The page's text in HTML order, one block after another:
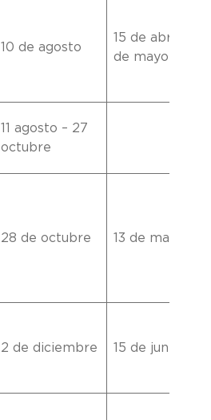
10 de agosto
15 de abril – 02
de mayo
11 agosto – 27
octubre
28 de octubre 13 de mayo
2 de diciembre 15 de junio